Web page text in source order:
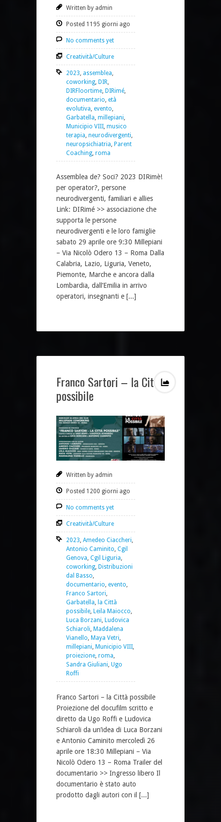
Written by admin
Posted 1195 giorni ago
No comments yet
Creatività/Culture
2023 assemblea
coworking DIR
DIRFloortime DIRimé
documentario età
evolutiva evento
Garbatella millepiani
Municipio VIII musico
terapia neurodivergenti
neuropsichiatria Parent
Coaching roma
Assemblea de? Soci? 2023 DIRimè!
per operator?, persone
neurodivergenti, familiari e allies
Link: DIRimé >> associazione che
supporta le persone
neurodivergenti e le loro famiglie
sabato 29 aprile ore 9:30 Millepiani
– Via Nicolò Odero 13 – Roma Dalla
Calabria, Lazio, Liguria, Veneto,
Piemonte, Marche e ancora dalla
Lombardia, dall’Emilia in arrivo
operatori, insegnanti e [...]
Franco Sartori – la Città
possibile
Written by admin
Posted 1200 giorni ago
No comments yet
Creatività/Culture
2023, Amedeo Ciaccheri,
Antonio Caminito, Cgil
Genova, Cgil Liguria,
coworking, Distribuzioni
dal Basso,
documentario, evento,
Franco Sartori,
Garbatella, la Città
possibile, Leila Maiocco,
Luca Borzani, Ludovica
Schiaroli, Maddalena
Vianello, Maya Vetri,
millepiani, Municipio VIII,
proiezione, roma,
Sandra Giuliani, Ugo
Roffi
Franco Sartori – la Città possibile
Proiezione del docufilm scritto e
diretto da Ugo Roffi e Ludovica
Schiaroli da un’idea di Luca Borzani
e Antonio Caminito mercoledì 26
aprile ore 18:30 Millepiani – Via
Nicolò Odero 13 – Roma Trailer del
documentario >> Ingresso libero Il
documentario è stato auto
prodotto dagli autori con il [...]